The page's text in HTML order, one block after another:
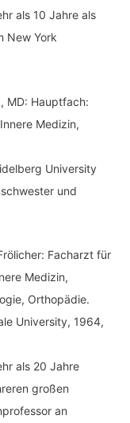
als 10 Jahre als
New York
MD: Hauptfach:
Medizin,
University
und
Facharzt für
Medizin,
Orthopädie.
University, 1964,
als 20 Jahre
großen
an